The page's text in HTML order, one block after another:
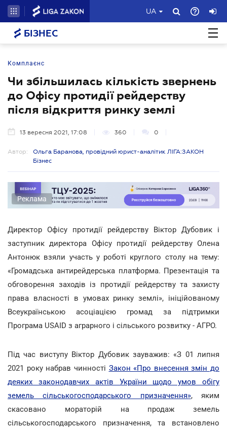
UA
БІЗНЕС
Комплаєнс
Чи збільшилась кількість звернень
до Офісу протидії рейдерству
після відкриття ринку землі
13 вересня 2021, 17:08 360 0
Автор:
Ольга Баранова, провідний юрист-аналітик ЛІГА:ЗАКОН
Бізнес
Реклама
Директор Офісу протидії рейдерству Віктор Дубовик і
заступник директора Офісу протидії рейдерству Олена
Антонюк взяли участь у роботі круглого столу на тему:
«Громадська антирейдерська платформа. Презентація та
обговорення заходів із протидії рейдерству та захисту
права власності в умовах ринку землі», ініційованому
Всеукраїнською асоціацією громад за підтримки
Програма USAID з аграрного і сільського розвитку - АГРО.
Під час виступу Віктор Дубовик зауважив: «З 01 липня
2021 року набрав чинності Закон «Про внесення змін до
деяких законодавчих актів України щодо умов обігу
земель сільськогосподарського призначення», яким
скасовано мораторій на продаж земель
сільськогосподарського призначення, та встановлено